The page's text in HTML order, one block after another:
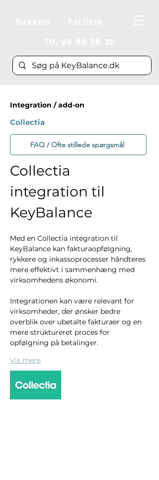
Integration / add-on
Collectia
FAQ / Ofte stillede spørgsmål
Collectia
integration til
KeyBalance
Med en Collectia integration til
KeyBalance kan fakturaopfølgning,
rykkere og inkassoprocesser håndteres
mere effektivt i sammenhæng med
virksomhedens økonomi.
Integrationen kan være relevant for
virksomheder, der ønsker bedre
overblik over ubetalte fakturaer og en
mere struktureret proces for
opfølgning på betalinger.
Vis mere